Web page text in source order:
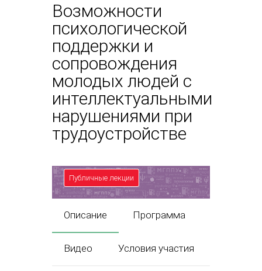
Возможности
психологической
поддержки и
сопровождения
молодых людей с
интеллектуальными
нарушениями при
трудоустройстве
Публичные лекции
Описание Программа
Видео Условия участия